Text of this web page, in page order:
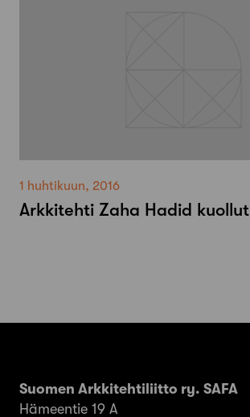
1 huhtikuun, 2016
Arkkitehti Zaha Hadid kuollut
Suomen Arkkitehtiliitto ry. SAFA
Hämeentie 19 A